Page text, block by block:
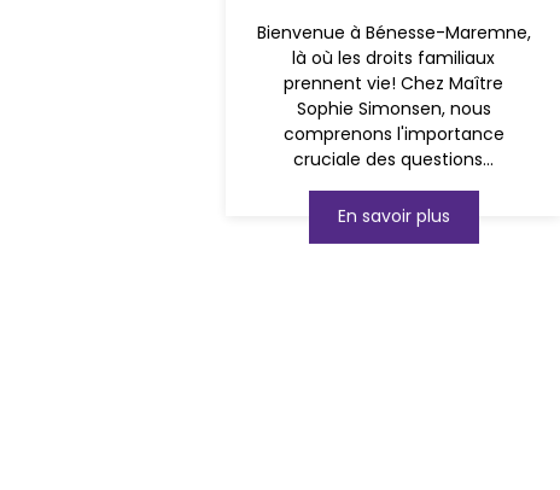
Bienvenue à Bénesse-Maremne,
là où les droits familiaux
prennent vie! Chez Maître
Sophie Simonsen, nous
comprenons l'importance
cruciale des questions...
En savoir plus